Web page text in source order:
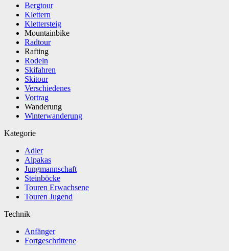
Bergtour
Klettern
Klettersteig
Mountainbike
Radtour
Rafting
Rodeln
Skifahren
Skitour
Verschiedenes
Vortrag
Wanderung
Winterwanderung
Kategorie
Adler
Alpakas
Jungmannschaft
Steinböcke
Touren Erwachsene
Touren Jugend
Technik
Anfänger
Fortgeschrittene